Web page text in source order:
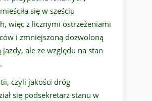
się w sześciu
więc z licznymi ostrzeżeniami
i zmniejszoną dozwoloną
jazdy, ale ze względu na stan
czyli jakości dróg
się podsekretarz stanu w